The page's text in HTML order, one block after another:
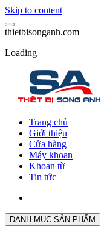
Skip to content
thietbisonganh.com
Loading
Trang chủ
Giới thiệu
Cửa hàng
Máy khoan
Khoan từ
Tin tức
DANH MỤC SẢN PHẨM